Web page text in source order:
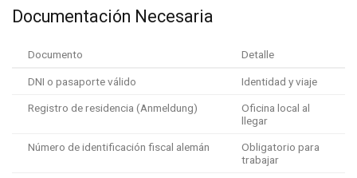
Documentación Necesaria
Documento Detalle
DNI o pasaporte válido Identidad y viaje
Registro de residencia (Anmeldung)
Oficina local al
llegar
Número de identificación fiscal alemán
Obligatorio para
trabajar